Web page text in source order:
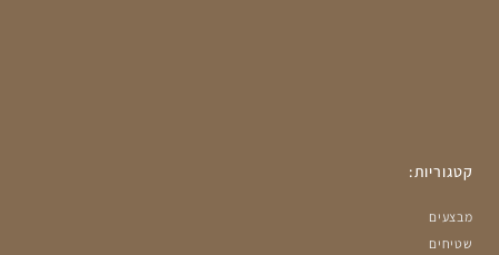
קטגוריות:
מבצעים
שטיחים